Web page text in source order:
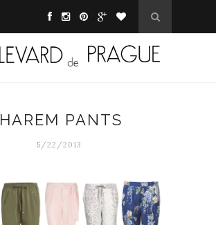
HAREM PANTS
5/22/2013